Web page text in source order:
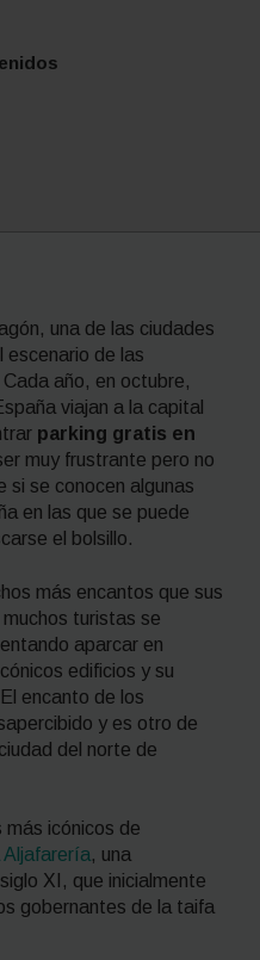
una de las ciudades
escenario de las
año, en octubre,
viajan a la capital
parking gratis en
muy frustrante pero no
si se conocen algunas
en las que se puede
el bolsillo.
más encantos que sus
turistas se
aparcar en
edificios y su
encanto de los
y es otro de
del norte de
más icónicos de
Aljafarería, una
XI, que inicialmente
gobernantes de la taifa